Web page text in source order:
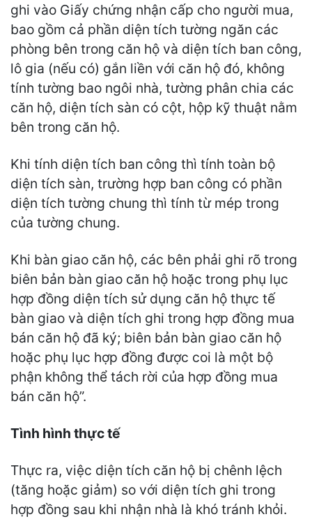
ghi vào Giấy chứng nhận cấp cho người mua,
bao gồm cả phần diện tích tường ngăn các
phòng bên trong căn hộ và diện tích ban công,
lô gia (nếu có) gắn liền với căn hộ đó, không
tính tường bao ngôi nhà, tường phân chia các
căn hộ, diện tích sàn có cột, hộp kỹ thuật nằm
bên trong căn hộ.
Khi tính diện tích ban công thì tính toàn bộ
diện tích sàn, trường hợp ban công có phần
diện tích tường chung thì tính từ mép trong
của tường chung.
Khi bàn giao căn hộ, các bên phải ghi rõ trong
biên bản bàn giao căn hộ hoặc trong phụ lục
hợp đồng diện tích sử dụng căn hộ thực tế
bàn giao và diện tích ghi trong hợp đồng mua
bán căn hộ đã ký; biên bản bàn giao căn hộ
hoặc phụ lục hợp đồng được coi là một bộ
phận không thể tách rời của hợp đồng mua
bán căn hộ”.
Tình hình thực tế
Thực ra, việc diện tích căn hộ bị chênh lệch
(tăng hoặc giảm) so với diện tích ghi trong
hợp đồng sau khi nhận nhà là khó tránh khỏi.